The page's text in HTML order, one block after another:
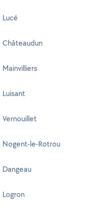
Nogent-le-Rotrou